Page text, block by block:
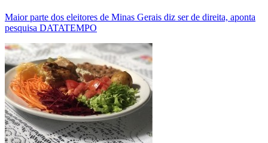
Maior parte dos eleitores de Minas Gerais diz ser de direita, aponta
pesquisa DATATEMPO